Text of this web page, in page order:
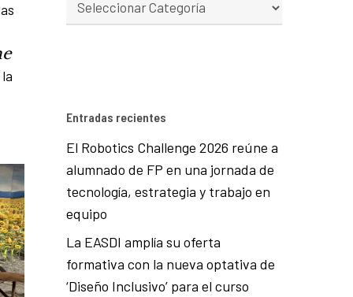
Entradas recientes
El Robotics Challenge 2026 reúne a
alumnado de FP en una jornada de
tecnología, estrategia y trabajo en
equipo
La EASDI amplía su oferta
formativa con la nueva optativa de
‘Diseño Inclusivo’ para el curso